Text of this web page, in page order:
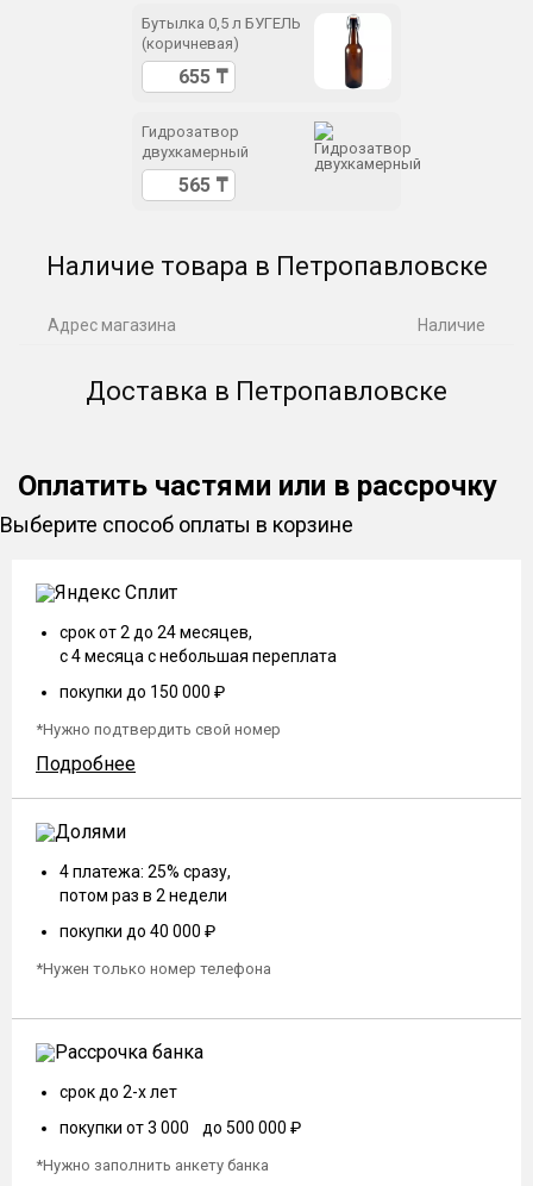
Бутылка 0,5 л БУГЕЛЬ
(коричневая)
Гидрозатвор
двухкамерный
Наличие товара в Петропавловске
Адрес магазина Наличие
Доставка в Петропавловске
Оплатить частями или в рассрочку
Выберите способ оплаты в корзине
срок от 2 до 24 месяцев,
с 4 месяца с небольшая переплата
покупки до 150 000 ₽
*Нужно подтвердить свой номер
Подробнее
4 платежа: 25% сразу,
потом раз в 2 недели
покупки до 40 000 ₽
*Нужен только номер телефона
срок до 2-х лет
покупки от 3 000 до 500 000 ₽
*Нужно заполнить анкету банка